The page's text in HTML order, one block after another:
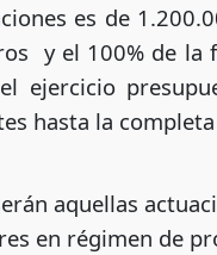
es de
y el 100% de la
ejercicio
hasta la
aquellas
en régimen de